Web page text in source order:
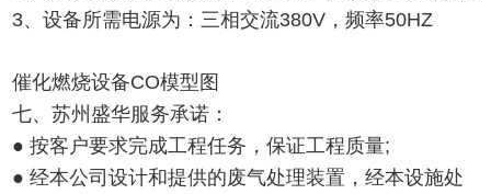
3、设备所需电源为：三相交流380V，频率50HZ
催化燃烧设备CO模型图
七、苏州盛华服务承诺：
● 按客户要求完成工程任务，保证工程质量;
● 经本公司设计和提供的废气处理装置，经本设施处